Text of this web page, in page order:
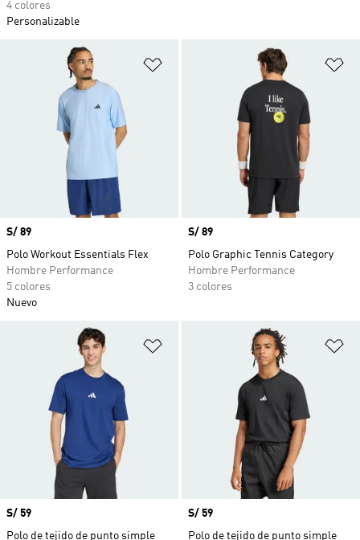
4 colores
Personalizable
Añadir a la lista de deseos
Precio
S/ 89
Polo Workout Essentials Flex
Hombre Performance
5 colores
Nuevo
Precio
S/ 89
Polo Graphic Tennis Category
Hombre Performance
3 colores
Añadir a la lista de deseos
Precio
S/ 59
Polo de tejido de punto simple
Precio
S/ 59
Polo de tejido de punto simple